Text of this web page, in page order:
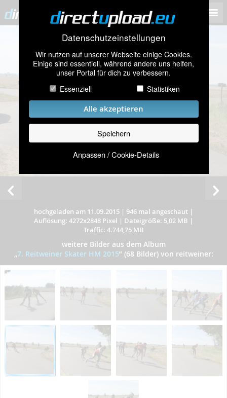
Datenschutzeinstellungen
Wir nutzen auf unserer Webseite einige Cookies.
Einige sind essentiell, während andere uns helfen,
unser Portal für dich zu verbessern.
Essenziell
Statistiken
Alle akzeptieren
Speichern
Anpassen / Cookie-Details
hochgeladen am 11.09.2015 | 946 mal angeschaut |
Auflösung: 4272x2848 Pixel | Dateigröße: 5,02 MB |
Traffic: 4.744,75 MB
weitere Bilder aus dem Album
„7. Reitweiner Skater HM 2015” (68 Bilder) von reitweiner: